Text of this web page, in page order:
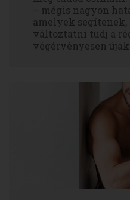
– mégis nagyon
amelyek segítenek,
változtatni tudj a
végérvényesen